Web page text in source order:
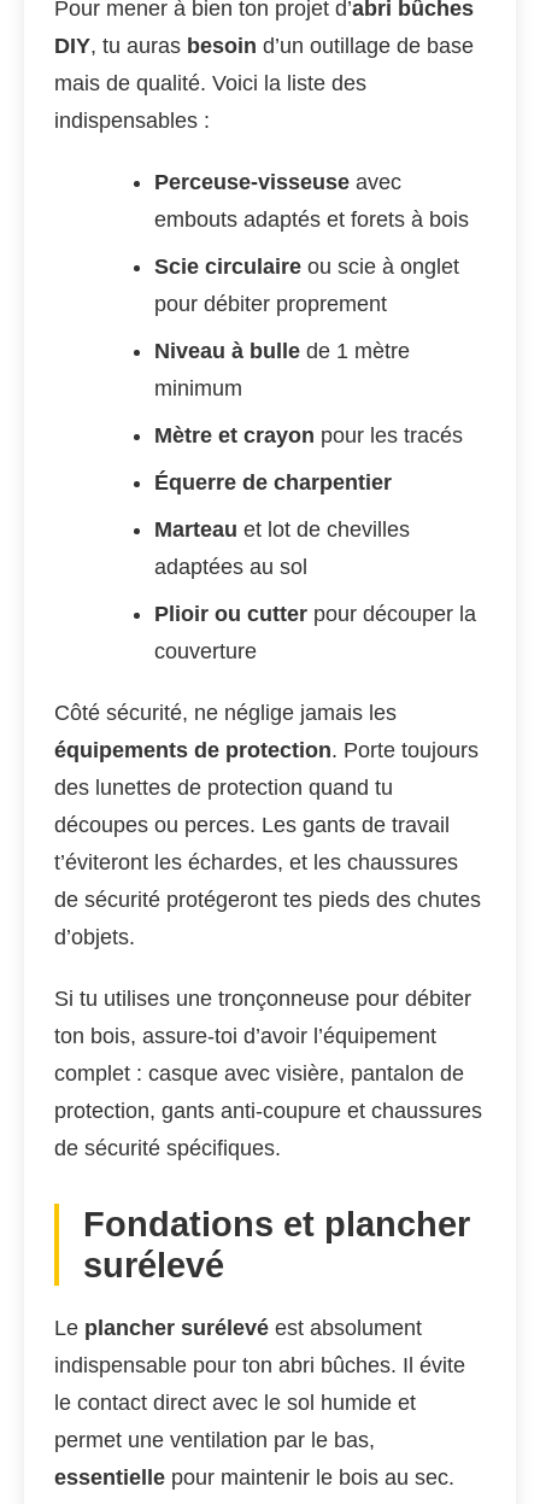
Pour mener à bien ton projet d’abri bûches
DIY, tu auras besoin d’un outillage de base
mais de qualité. Voici la liste des
indispensables :
Perceuse-visseuseavec
embouts adaptés et forets à bois
Scie circulaireou scie à onglet
pour débiter proprement
Niveau à bullede 1 mètre
minimum
Mètre et crayon pour les tracés
Équerre de charpentier
Marteau et lot de chevilles
adaptées au sol
Plioir ou cutterpour découper la
couverture
Côté sécurité, ne néglige jamais les
équipements de protection. Porte toujours
des lunettes de protection quand tu
découpes ou perces. Les gants de travail
t’éviteront les échardes, et les chaussures
de sécurité protégeront tes pieds des chutes
d’objets.
Si tu utilises une tronçonneuse pour débiter
ton bois, assure-toi d’avoir l’équipement
complet : casque avec visière, pantalon de
protection, gants anti-coupure et chaussures
de sécurité spécifiques.
Fondations et plancher
surélevé
Le plancher surélevé est absolument
indispensable pour ton abri bûches. Il évite
le contact direct avec le sol humide et
permet une ventilation par le bas,
essentielle pour maintenir le bois au sec.